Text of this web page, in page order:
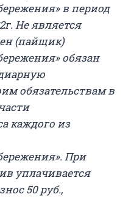
в период
Не является
(пайщик)
обязан
обязательствам в
каждого из
При
уплачивается
50 руб.,